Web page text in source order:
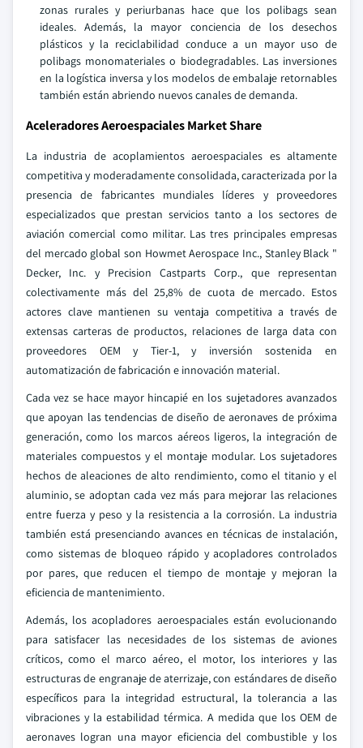
zonas rurales y periurbanas hace que los polibags sean
ideales. Además, la mayor conciencia de los desechos
plásticos y la reciclabilidad conduce a un mayor uso de
polibags monomateriales o biodegradables. Las inversiones
en la logística inversa y los modelos de embalaje retornables
también están abriendo nuevos canales de demanda.
Aceleradores Aeroespaciales Market Share
La industria de acoplamientos aeroespaciales es altamente
competitiva y moderadamente consolidada, caracterizada por la
presencia de fabricantes mundiales líderes y proveedores
especializados que prestan servicios tanto a los sectores de
aviación comercial como militar. Las tres principales empresas
del mercado global son Howmet Aerospace Inc., Stanley Black "
Decker, Inc. y Precision Castparts Corp., que representan
colectivamente más del 25,8% de cuota de mercado. Estos
actores clave mantienen su ventaja competitiva a través de
extensas carteras de productos, relaciones de larga data con
proveedores OEM y Tier-1, y inversión sostenida en
automatización de fabricación e innovación material.
Cada vez se hace mayor hincapié en los sujetadores avanzados
que apoyan las tendencias de diseño de aeronaves de próxima
generación, como los marcos aéreos ligeros, la integración de
materiales compuestos y el montaje modular. Los sujetadores
hechos de aleaciones de alto rendimiento, como el titanio y el
aluminio, se adoptan cada vez más para mejorar las relaciones
entre fuerza y peso y la resistencia a la corrosión. La industria
también está presenciando avances en técnicas de instalación,
como sistemas de bloqueo rápido y acopladores controlados
por pares, que reducen el tiempo de montaje y mejoran la
eficiencia de mantenimiento.
Además, los acopladores aeroespaciales están evolucionando
para satisfacer las necesidades de los sistemas de aviones
críticos, como el marco aéreo, el motor, los interiores y las
estructuras de engranaje de aterrizaje, con estándares de diseño
específicos para la integridad estructural, la tolerancia a las
vibraciones y la estabilidad térmica. A medida que los OEM de
aeronaves logran una mayor eficiencia del combustible y los